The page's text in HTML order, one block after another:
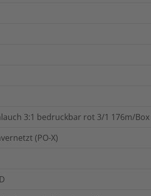
3:1 bedruckbar rot 3/1 176m/Box
(PO-X)